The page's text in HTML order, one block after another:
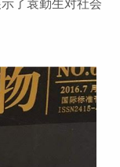
了袁勤生对社会